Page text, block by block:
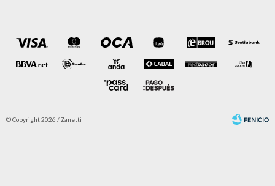
© Copyright 2026 / Zanetti